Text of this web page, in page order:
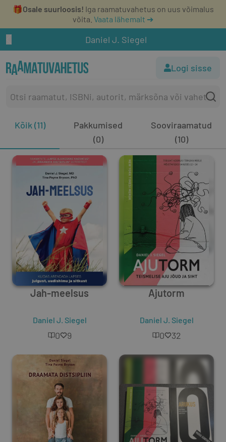
🎁Osale suurloosis! Iga raamatuvahetus on uus võimalus
võita. Vaata lähemalt ➔
Daniel J. Siegel
Logi sisse
Kõik (11)
Pakkumised
(0)
Sooviraamatud
(10)
Jah-meelsus
Daniel J. Siegel
0 9
Ajutorm
Daniel J. Siegel
0 32